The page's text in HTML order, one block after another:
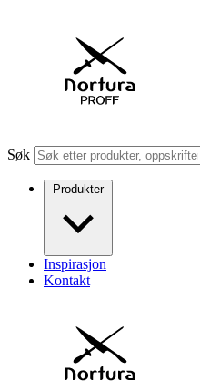
Søk
Produkter
Inspirasjon
Kontakt